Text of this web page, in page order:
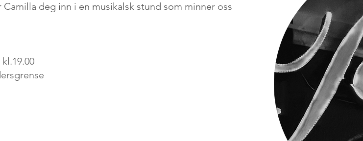
deg inn i en musikalsk stund som minner oss